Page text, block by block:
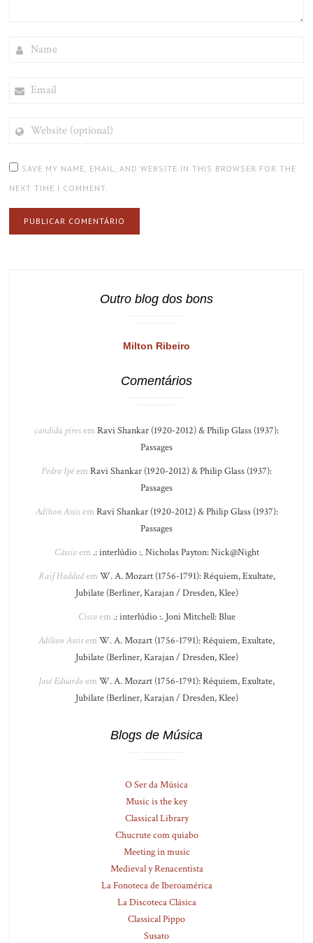
(OPTIONAL)
SAVE MY NAME, EMAIL, AND WEBSITE IN THIS BROWSER FOR THE
NEXT TIME I COMMENT.
Outro blog dos bons
Milton Ribeiro
Comentários
candida piresem Ravi Shankar (1920-2012) & Philip Glass (1937):
Passages
Pedro Ipêem Ravi Shankar (1920-2012) & Philip Glass (1937):
Passages
Adilson Assisem Ravi Shankar (1920-2012) & Philip Glass (1937):
Passages
Cássioem .: interlúdio :. Nicholas Payton: Nick@Night
Raif Haddadem W. A. Mozart (1756-1791): Réquiem, Exultate,
Jubilate (Berliner, Karajan / Dresden, Klee)
Ciscoem .: interlúdio :. Joni Mitchell: Blue
Adilson Assisem W. A. Mozart (1756-1791): Réquiem, Exultate,
Jubilate (Berliner, Karajan / Dresden, Klee)
José Eduardoem W. A. Mozart (1756-1791): Réquiem, Exultate,
Jubilate (Berliner, Karajan / Dresden, Klee)
Blogs de Música
O Ser da Música
Music is the key
Classical Library
Chucrute com quiabo
Meeting in music
Medieval y Renacentista
La Fonoteca de Iberoamérica
La Discoteca Clásica
Classical Pippo
Susato